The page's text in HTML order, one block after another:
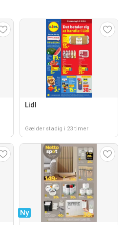
Lidl
Gælder stadig i 23 timer
Ny